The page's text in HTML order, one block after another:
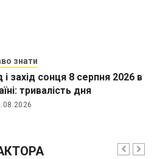
знати
і захід сонця 8 серпня 2026 в
тривалість дня